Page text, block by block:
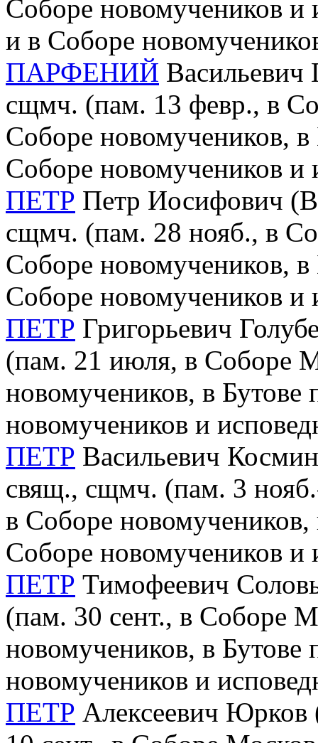
Соборе новомучеников и
и в Соборе
ПАРФЕНИЙ Васильевич
сщмч. (пам. 13 февр., в
Соборе новомучеников,
Соборе новомучеников и
ПЕТР Петр Иосифович
сщмч. (пам. 28 нояб., в
Соборе новомучеников,
Соборе новомучеников и
ПЕТР Григорьевич
(пам. 21 июля, в Соборе
новомучеников, в
новомучеников и
ПЕТР Васильевич
свящ., сщмч. (пам. 3
в Соборе
Соборе новомучеников и
ПЕТР Тимофеевич
(пам. 30 сент., в Соборе
новомучеников, в
новомучеников и
ПЕТР Алексеевич